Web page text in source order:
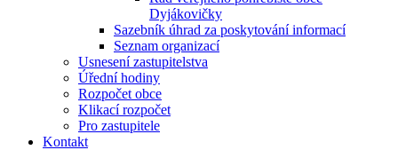
Dyjákovičky
Sazebník úhrad za poskytování informací
Seznam organizací
Usnesení zastupitelstva
Úřední hodiny
Rozpočet obce
Klikací rozpočet
Pro zastupitele
Kontakt